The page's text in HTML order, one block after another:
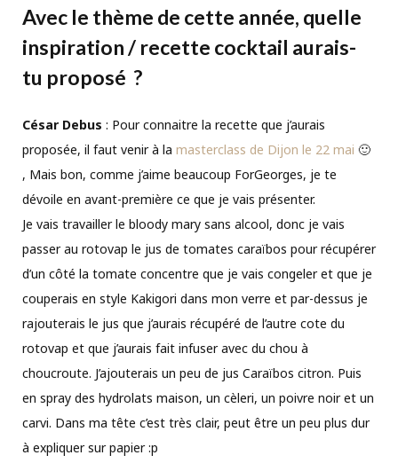
Avec le thème de cette année, quelle
inspiration / recette cocktail aurais-
tu proposé ?
César Debus : Pour connaitre la recette que j’aurais
proposée, il faut venir à la masterclass de Dijon le 22 mai 🙂
, Mais bon, comme j’aime beaucoup ForGeorges, je te
dévoile en avant-première ce que je vais présenter.
Je vais travailler le bloody mary sans alcool, donc je vais
passer au rotovap le jus de tomates caraïbos pour récupérer
d’un côté la tomate concentre que je vais congeler et que je
couperais en style Kakigori dans mon verre et par-dessus je
rajouterais le jus que j’aurais récupéré de l’autre cote du
rotovap et que j’aurais fait infuser avec du chou à
choucroute. J’ajouterais un peu de jus Caraïbos citron. Puis
en spray des hydrolats maison, un cèleri, un poivre noir et un
carvi. Dans ma tête c’est très clair, peut être un peu plus dur
à expliquer sur papier :p